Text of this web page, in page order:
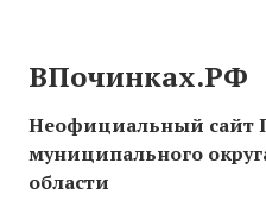
ВПочинках.РФ
Неофициальный сайт
муниципального
области